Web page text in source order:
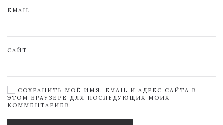
EMAIL
САЙТ
СОХРАНИТЬ МОЁ ИМЯ, EMAIL И АДРЕС САЙТА В
ЭТОМ БРАУЗЕРЕ ДЛЯ ПОСЛЕДУЮЩИХ МОИХ
КОММЕНТАРИЕВ.